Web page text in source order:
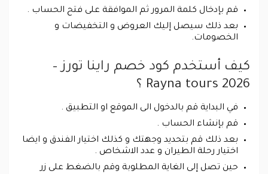
قم بإدخال كلمة المرور ثم الموافقة على فتح الحساب .
بعد ذلك سيصل إليك العروض و التخفيضات و
الخصومات.
كيف أستخدم كود خصم راينا تورز –
Rayna tours 2026 ؟
في البداية قم بالدخول الى الموقع او التطبيق .
قم بإنشاء الحساب .
بعد ذلك قم بتحديد وجهتك و كذلك اختيار الفندق و ايضا
اختيار رحلة الطيران و عدد الاشخاص .
حين تصل إلى الغاية المطلوبة وقم بالضغط على زر